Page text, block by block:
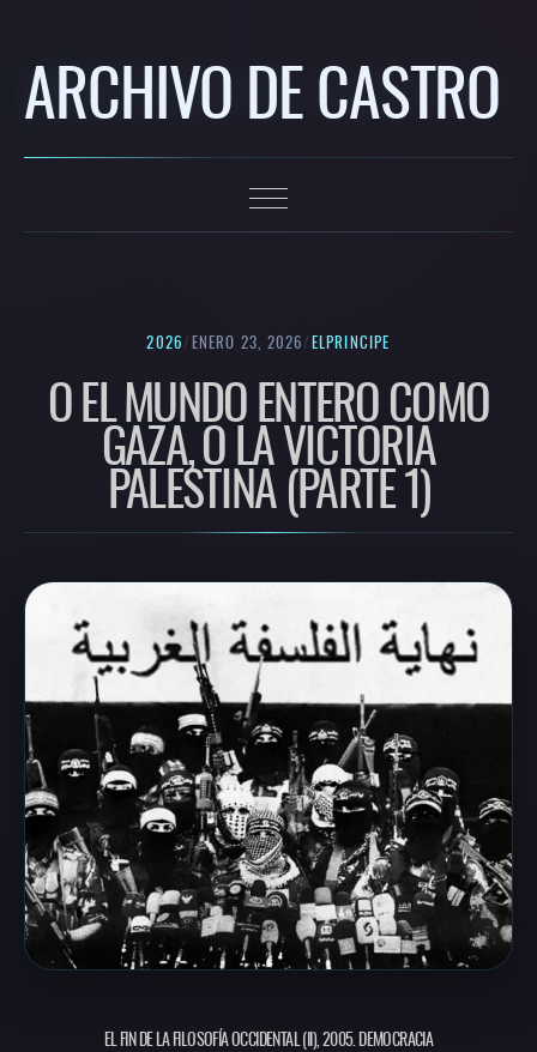
ARCHIVO DE CASTRO
2026/ENERO 23, 2026/ELPRINCIPE
O EL MUNDO ENTERO COMO
GAZA, O LA VICTORIA
PALESTINA (PARTE 1)
EL FIN DE LA FILOSOFÍA OCCIDENTAL (II), 2005. DEMOCRACIA